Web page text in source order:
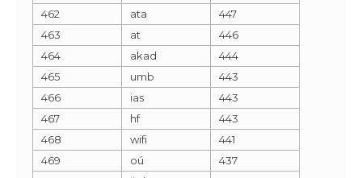
462
ata
447
463
at
446
464
akad
444
465
umb
443
466
ias
443
467
hf
443
468
wifi
441
469
oú
437